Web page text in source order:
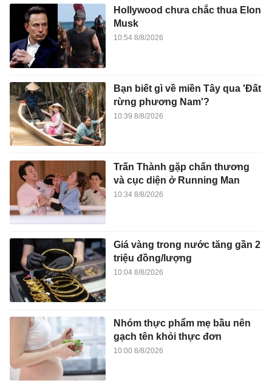
Hollywood chưa chắc thua Elon
Musk
10:54 8/8/2026
Bạn biết gì về miền Tây qua 'Đất
rừng phương Nam'?
10:39 8/8/2026
Trấn Thành gặp chấn thương
và cục diện ở Running Man
10:34 8/8/2026
Giá vàng trong nước tăng gần 2
triệu đồng/lượng
10:04 8/8/2026
Nhóm thực phẩm mẹ bầu nên
gạch tên khỏi thực đơn
10:00 8/8/2026